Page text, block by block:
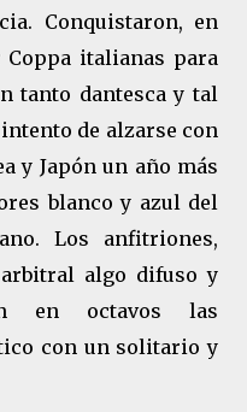
Conquistaron, en
Coppa italianas para
tanto dantesca y tal
de alzarse con
y Japón un año más
blanco y azul del
Los anfitriones,
algo difuso y
en octavos las
con un solitario y